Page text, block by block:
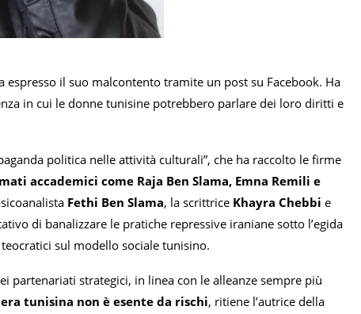
espresso il suo malcontento tramite un post su Facebook. Ha
in cui le donne tunisine potrebbero parlare dei loro diritti e
politica nelle attività culturali”, che ha raccolto le firme
accademici come Raja Ben Slama, Emna Remili e
Fethi Ben Slama, la scrittrice Khayra Chebbi e
di banalizzare le pratiche repressive iraniane sotto l’egida
sul modello sociale tunisino.
partenariati strategici, in linea con le alleanze sempre più
tunisina non è esente da rischi, ritiene l’autrice della